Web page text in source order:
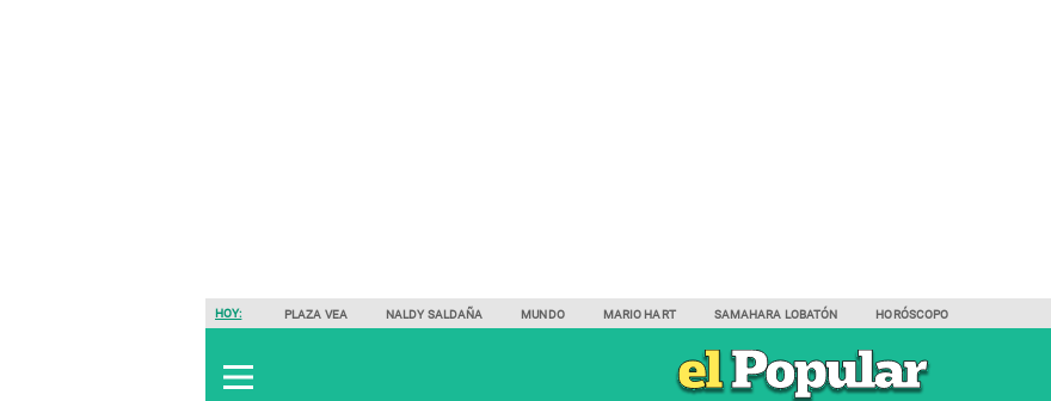
HOY: PLAZA VEA NALDY SALDAÑA MUNDO MARIO HART SAMAHARA LOBATÓN HORÓSCOPO